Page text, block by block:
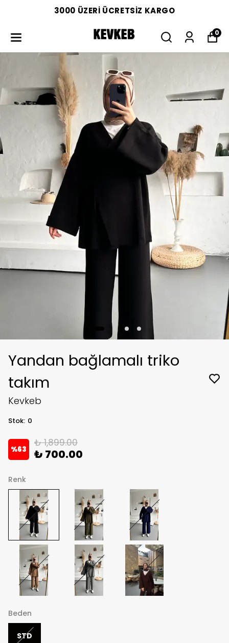
3000 ÜZERİ ÜCRETSİZ KARGO
0
Yandan bağlamalı triko
takım
Kevkeb
Stok: 0
%63
₺ 1,899.00
₺ 700.00
Renk
Beden
STD